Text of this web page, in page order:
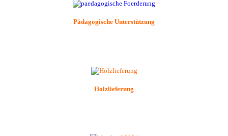
Pädagogische Unterstützung
Holzlieferung